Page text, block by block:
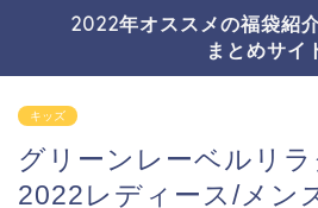
2022年オススメの福袋紹
まとめサイ
キッズ
グリーンレーベルリ
2022レディース/メン